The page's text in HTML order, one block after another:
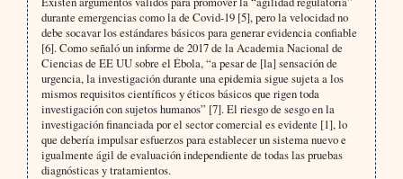
durante emergencias como la de Covid-19 [5], pero la velocidad no
debe socavar los estándares básicos para generar evidencia confiable
[6]. Como señaló un informe de 2017 de la Academia Nacional de
Ciencias de EE UU sobre el Ébola, “a pesar de [la] sensación de
urgencia, la investigación durante una epidemia sigue sujeta a los
mismos requisitos científicos y éticos básicos que rigen toda
investigación con sujetos humanos” [7]. El riesgo de sesgo en la
investigación financiada por el sector comercial es evidente [1], lo
que debería impulsar esfuerzos para establecer un sistema nuevo e
igualmente ágil de evaluación independiente de todas las pruebas
diagnósticas y tratamientos.